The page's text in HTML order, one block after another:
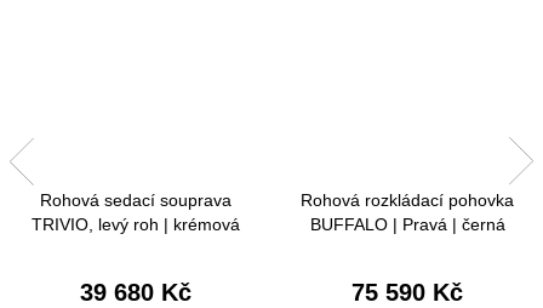
Rohová sedací souprava
TRIVIO, levý roh | krémová
39 680 Kč
Rohová rozkládací pohovka
BUFFALO | Pravá | černá
75 590 Kč